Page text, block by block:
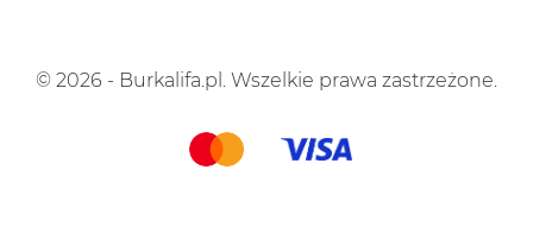
© 2026 - Burkalifa.pl. Wszelkie prawa zastrzeżone.